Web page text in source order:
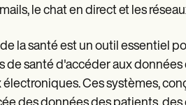
le chat en direct et les
la santé est un outil essentiel
de santé d'accéder aux
Ces systèmes,